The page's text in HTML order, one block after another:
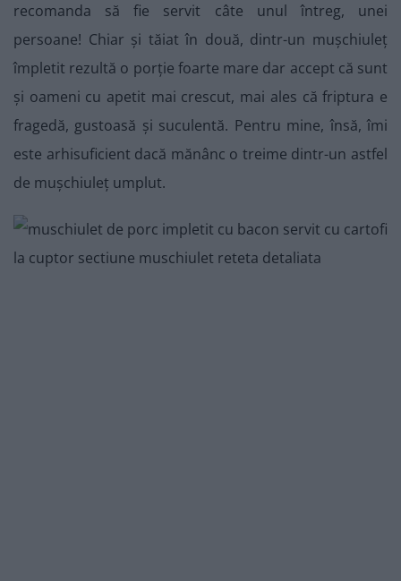
recomanda să fie servit câte unul întreg, unei
persoane! Chiar și tăiat în două, dintr-un mușchiuleț
împletit rezultă o porție foarte mare dar accept că sunt
și oameni cu apetit mai crescut, mai ales că friptura e
fragedă, gustoasă și suculentă. Pentru mine, însă, îmi
este arhisuficient dacă mănânc o treime dintr-un astfel
de mușchiuleț umplut.